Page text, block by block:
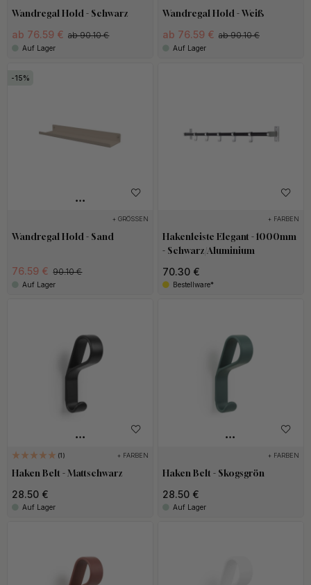
Wandregal Hold - Schwarz
ab 76.59 € ab 90.10 €
Auf Lager
Wandregal Hold - Weiß
ab 76.59 € ab 90.10 €
Auf Lager
15
+ GRÖSSEN
Wandregal Hold - Sand
76.59 € 90.10 €
Auf Lager
+ FARBEN
Hakenleiste Elegant - 1000mm
- Schwarz/Aluminium
70.30 €
Bestellware*
1 + FARBEN
Haken Belt - Mattschwarz
28.50 €
Auf Lager
+ FARBEN
Haken Belt - Skogsgrön
28.50 €
Auf Lager